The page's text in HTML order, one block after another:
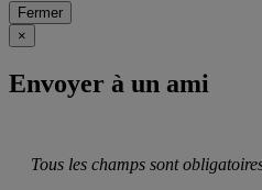
Fermer
×
Envoyer à un ami
Tous les champs sont